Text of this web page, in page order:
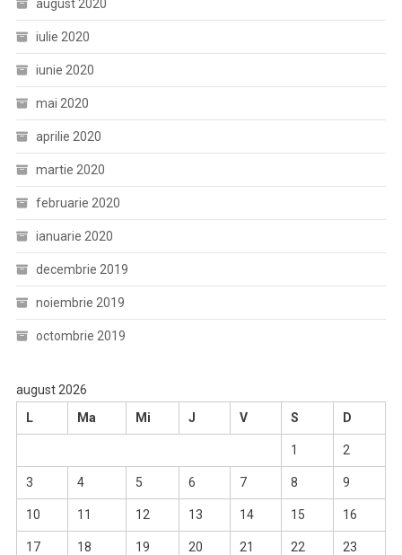
august 2020
iulie 2020
iunie 2020
mai 2020
aprilie 2020
martie 2020
februarie 2020
ianuarie 2020
decembrie 2019
noiembrie 2019
octombrie 2019
august 2026
L
Ma Mi J V S D
1 2
3 4 5 6 7 8 9
10 11 12 13 14 15 16
17 18 19 20 21 22 23